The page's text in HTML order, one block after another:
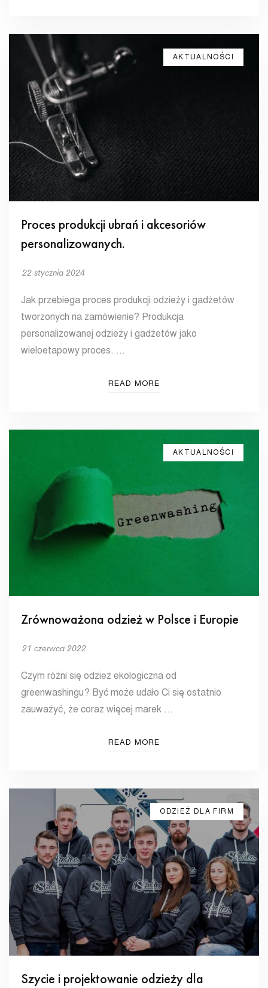
AKTUALNOŚCI
Proces produkcji ubrań i akcesoriów
personalizowanych.
22 stycznia 2024
Jak przebiega proces produkcji odzieży i gadżetów
tworzonych na zamówienie? Produkcja
personalizowanej odzieży i gadżetów jako
wieloetapowy proces. …
READ MORE
AKTUALNOŚCI
Zrównoważona odzież w Polsce i Europie
21 czerwca 2022
Czym różni się odzież ekologiczna od
greenwashingu? Być może udało Ci się ostatnio
zauważyć, że coraz więcej marek …
READ MORE
ODZIEŻ DLA FIRM
Szycie i projektowanie odzieży dla